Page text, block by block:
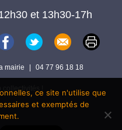
et 13h30-17h
mairie | 04 77 96 18 18
collectivités !ce site n'utilise que
et exemptés de